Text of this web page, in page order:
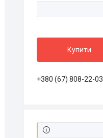
Купити
+380 (67) 808-22-03